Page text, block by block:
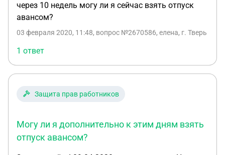
через 10 недель могу ли я сейчас взять отпуск
авансом?
03 февраля 2020, 11:48, вопрос №2670586, елена, г. Тверь
1 ответ
Защита прав работников
Могу ли я дополнительно к этим дням взять
отпуск авансом?